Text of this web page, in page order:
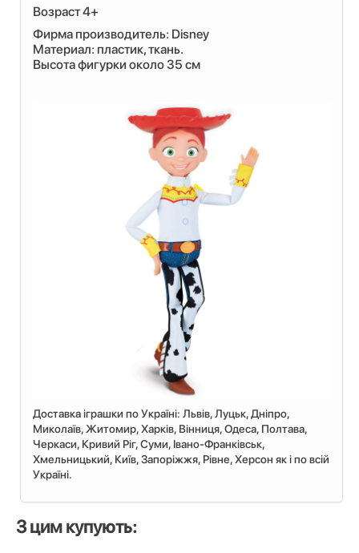
Возраст 4+
Фирма производитель: Disney
Материал: пластик, ткань.
Высота фигурки около 35 см
Доставка іграшки по Україні: Львiв, Луцьк, Дніпро,
Миколаїв, Житомир, Харків, Вінниця, Одеса, Полтава,
Черкаси, Кривий Ріг, Суми, Івано-Франківськ,
Хмельницький, Київ, Запоріжжя, Рівне, Херсон як і по всій
Україні.
З цим купують: